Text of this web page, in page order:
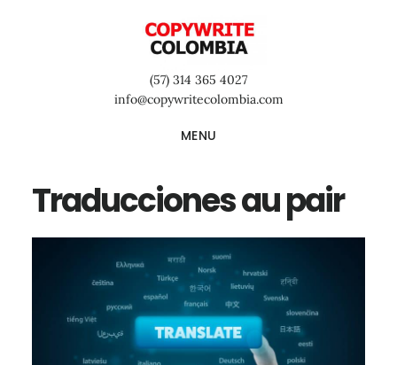
(57) 314 365 4027
info@copywritecolombia.com
MENU
Traducciones au pair